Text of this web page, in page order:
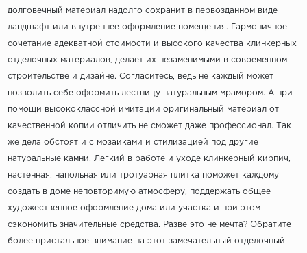
долговечный материал надолго сохранит в первозданном виде
ландшафт или внутреннее оформление помещения. Гармоничное
сочетание адекватной стоимости и высокого качества клинкерных
отделочных материалов, делает их незаменимыми в современном
строительстве и дизайне. Согласитесь, ведь не каждый может
позволить себе оформить лестницу натуральным мрамором. А при
помощи высококлассной имитации оригинальный материал от
качественной копии отличить не сможет даже профессионал. Так
же дела обстоят и с мозаиками и стилизацией под другие
натуральные камни. Легкий в работе и уходе клинкерный кирпич,
настенная, напольная или тротуарная плитка поможет каждому
создать в доме неповторимую атмосферу, поддержать общее
художественное оформление дома или участка и при этом
сэкономить значительные средства. Разве это не мечта? Обратите
более пристальное внимание на этот замечательный отделочный